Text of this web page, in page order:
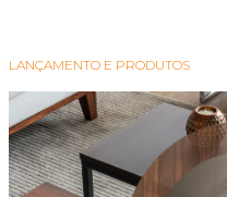
LANÇAMENTO E PRODUTOS